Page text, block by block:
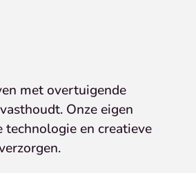
met overtuigende
Onze eigen
en creatieve